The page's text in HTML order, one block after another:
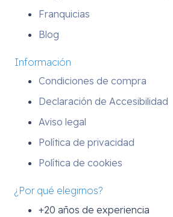
Franquicias
Blog
Información
Condiciones de compra
Declaración de Accesibilidad
Aviso legal
Política de privacidad
Política de cookies
¿Por qué elegirnos?
+20 años de experiencia